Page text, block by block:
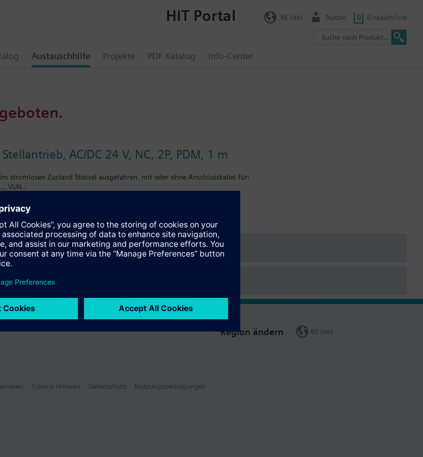
Austauschhilfe Projekte PDF Katalog Info-Center
HIT Portal BE (de) Nutzer 0 Einkaufsliste
AC/DC 24 V, NC, 2P, PDM, 1 m
stromlosen Zustand Stössel ausgefahren, mit oder ohne Anschlusskabel für:
VUN..
kombinierbar mit:
Region ändern BE (de)
Cookie Hinweis Datenschutz Nutzungsbedingungen